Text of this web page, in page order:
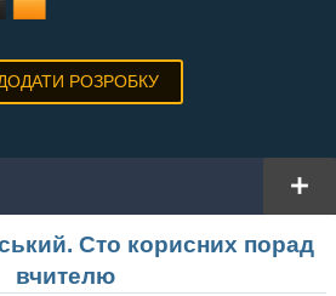
РОЗРОБКУ
Сто корисних порад
вчителю